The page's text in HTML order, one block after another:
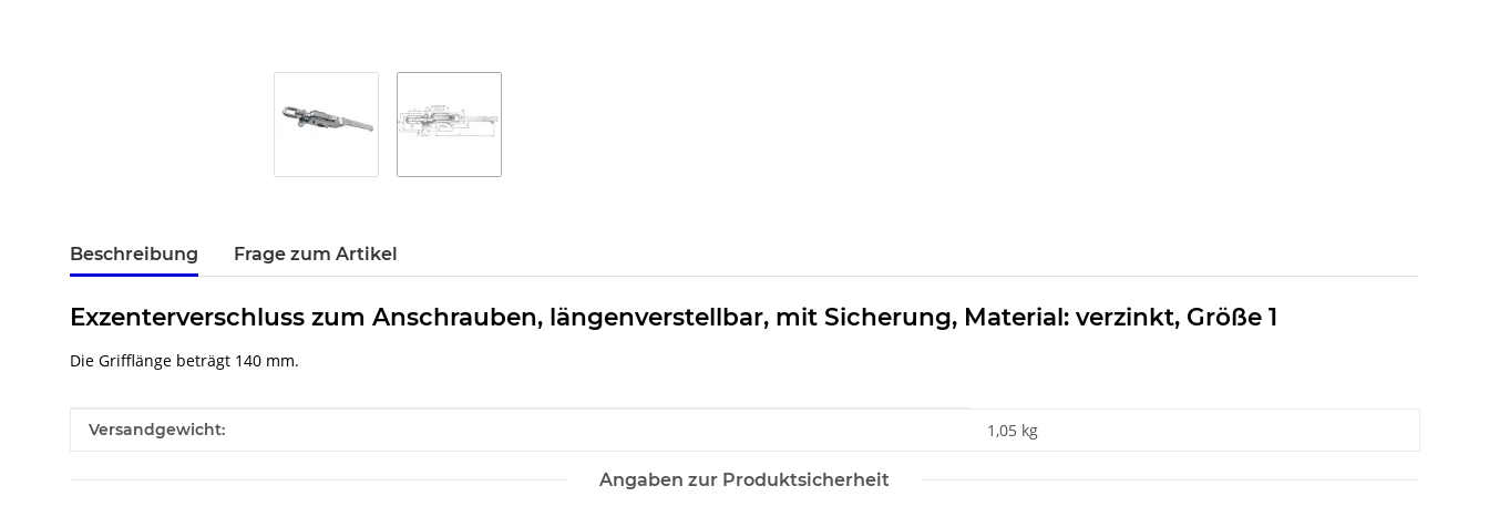
Beschreibung Frage zum Artikel
Exzenterverschluss zum Anschrauben, längenverstellbar, mit Sicherung, Material: verzinkt, Größe 1
Die Grifflänge beträgt 140 mm.
Produkteigenschaft
Wert
Versandgewicht: 1,05 kg
Angaben zur Produktsicherheit